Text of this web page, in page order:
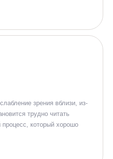
зрения вблизи, из-
трудно читать
процесс, который хорошо